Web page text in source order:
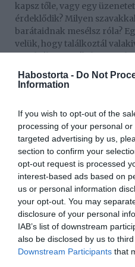
Habostorta - Do Not
Information
If you wish to opt-out of the
processing of your personal
targeted advertising by us,
section to confirm your
opt-out request is processed
interest-based ads based on
us or personal information
your opt-out. You may
disclosure of your personal
IAB’s list of downstream
also be disclosed by us to
Downstream Participants that
kapsz tőle, vagy egy
érdeklődik? Milyen
barátaidnak mesélsz róla?
velük, hogy találkoztál
kapcsolatban.
5. Bízz a megérzéseidben!
Amikor túl vagytok 2-3
hiányolod az igazi
keresd tovább, mert nem
is azt súgja számodra, hogy
hagyatkozz rá, és ne
6. Ha megfogalmazódott a
időt!
Nyilván senki sem szereti